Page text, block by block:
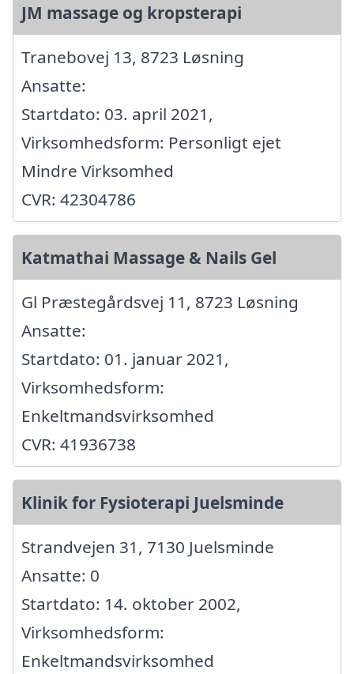
JM massage og kropsterapi
Tranebovej 13, 8723 Løsning
Ansatte:
Startdato: 03. april 2021,
Virksomhedsform: Personligt ejet
Mindre Virksomhed
CVR: 42304786
Katmathai Massage & Nails Gel
Gl Præstegårdsvej 11, 8723 Løsning
Ansatte:
Startdato: 01. januar 2021,
Virksomhedsform:
Enkeltmandsvirksomhed
CVR: 41936738
Klinik for Fysioterapi Juelsminde
Strandvejen 31, 7130 Juelsminde
Ansatte: 0
Startdato: 14. oktober 2002,
Virksomhedsform:
Enkeltmandsvirksomhed